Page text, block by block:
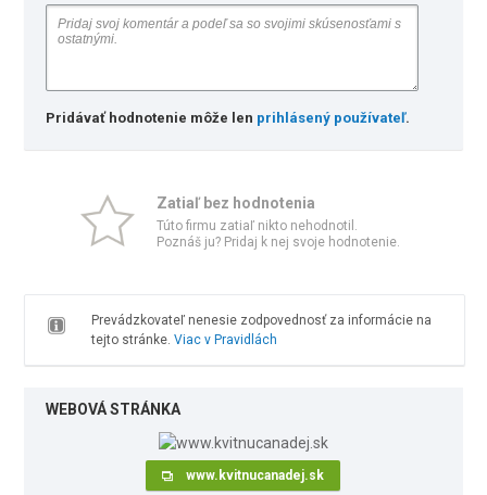
Pridávať hodnotenie môže len prihlásený používateľ.
Zatiaľ bez hodnotenia
Túto firmu zatiaľ nikto nehodnotil.
Poznáš ju? Pridaj k nej svoje hodnotenie.
Prevádzkovateľ nenesie zodpovednosť za informácie na
tejto stránke. Viac v Pravidlách
WEBOVÁ STRÁNKA
www.kvitnucanadej.sk